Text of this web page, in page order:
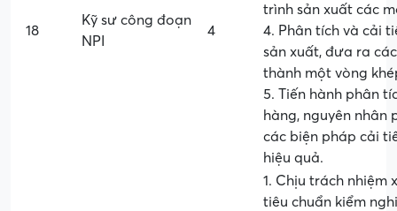
18
Kỹ sư công đoạn
NPI
4
trình sản xuất các
4. Phân tích và cải
sản xuất, đưa ra
thành một vòng
5. Tiến hành phân
hàng, nguyên nhân
các biện pháp cải
hiệu quả.
1. Chịu trách nhiệm
tiêu chuẩn kiểm